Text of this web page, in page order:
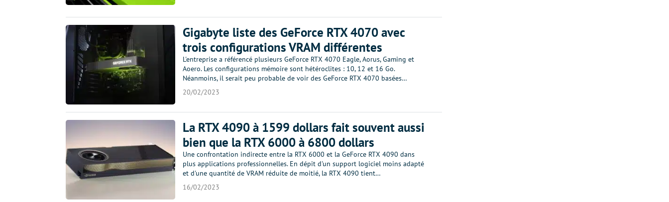
Gigabyte liste des GeForce RTX 4070 avec
trois configurations VRAM différentes
L'entreprise a référencé plusieurs GeForce RTX 4070 Eagle, Aorus, Gaming et
Aoero. Les configurations mémoire sont hétéroclites : 10, 12 et 16 Go.
Néanmoins, il serait peu probable de voir des GeForce RTX 4070 basées…
20/02/2023
La RTX 4090 à 1599 dollars fait souvent aussi
bien que la RTX 6000 à 6800 dollars
Une confrontation indirecte entre la RTX 6000 et la GeForce RTX 4090 dans
plus applications professionnelles. En dépit d'un support logiciel moins adapté
et d'une quantité de VRAM réduite de moitié, la RTX 4090 tient…
16/02/2023